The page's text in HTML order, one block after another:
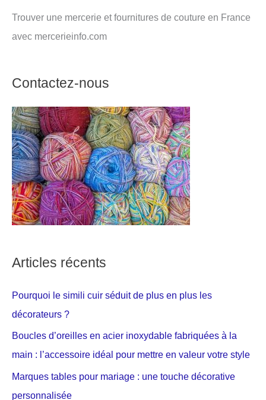
Trouver une mercerie et fournitures de couture en France
avec mercerieinfo.com
Contactez-nous
Articles récents
Pourquoi le simili cuir séduit de plus en plus les
décorateurs ?
Boucles d’oreilles en acier inoxydable fabriquées à la
main : l’accessoire idéal pour mettre en valeur votre style
Marques tables pour mariage : une touche décorative
personnalisée